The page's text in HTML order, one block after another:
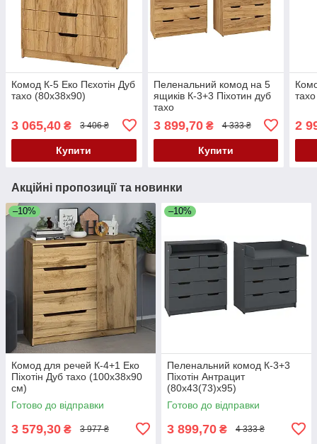
Комод К-5 Еко Пєхотін Дуб
тахо (80х38х90)
3 065,40 ₴ 3 406 ₴
Купити
Пеленальний комод на 5
ящиків К-3+3 Піхотин дуб
тахо
3 899,70₴ 4 333 ₴
Купити
тахо
2
Акційні пропозиції та новинки
–10%
Комод для речей К-4+1 Еко
Піхотін Дуб тахо (100х38х90
см)
Готово до відправки
3 579,30 ₴ 3 977 ₴
–10%
Пеленальний комод К-3+3
Піхотін Антрацит
(80х43(73)х95)
Готово до відправки
3 899,70 ₴ 4 333 ₴